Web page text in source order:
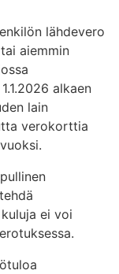
lähdevero
aiemmin
alkaen
lain
verokorttia
ei voi